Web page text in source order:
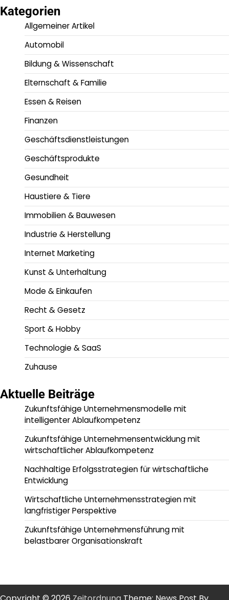
Kategorien
Allgemeiner Artikel
Automobil
Bildung & Wissenschaft
Elternschaft & Familie
Essen & Reisen
Finanzen
Geschäftsdienstleistungen
Geschäftsprodukte
Gesundheit
Haustiere & Tiere
Immobilien & Bauwesen
Industrie & Herstellung
Internet Marketing
Kunst & Unterhaltung
Mode & Einkaufen
Recht & Gesetz
Sport & Hobby
Technologie & SaaS
Zuhause
Aktuelle Beiträge
Zukunftsfähige Unternehmensmodelle mit
intelligenter Ablaufkompetenz
Zukunftsfähige Unternehmensentwicklung mit
wirtschaftlicher Ablaufkompetenz
Nachhaltige Erfolgsstrategien für wirtschaftliche
Entwicklung
Wirtschaftliche Unternehmensstrategien mit
langfristiger Perspektive
Zukunftsfähige Unternehmensführung mit
belastbarer Organisationskraft